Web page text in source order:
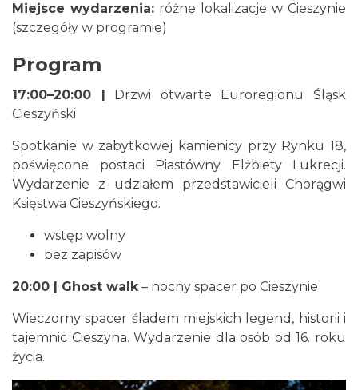
Cieszyn
Cieszyn
Cieszyn
2026-08-16
0.05 km
Miejsce wydarzenia: różne lokalizacje w Cieszynie
(szczegóły w programie)
Program
17:00–20:00 | Drzwi otwarte Euroregionu Śląsk
Cieszyński
Spotkanie w zabytkowej kamienicy przy Rynku 18,
poświęcone postaci Piastówny Elżbiety Lukrecji.
Wydarzenie z udziałem przedstawicieli Chorągwi
Księstwa Cieszyńskiego.
wstęp wolny
bez zapisów
20:00 | Ghost walk– nocny spacer po Cieszynie
Wieczorny spacer śladem miejskich legend, historii i
tajemnic Cieszyna. Wydarzenie dla osób od 16. roku
życia.